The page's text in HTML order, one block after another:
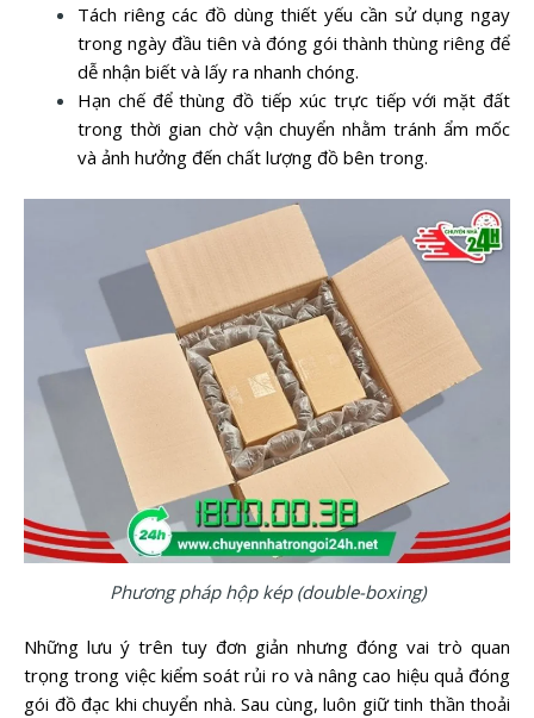
Tách riêng các đồ dùng thiết yếu cần sử dụng ngay
trong ngày đầu tiên và đóng gói thành thùng riêng để
dễ nhận biết và lấy ra nhanh chóng.
Hạn chế để thùng đồ tiếp xúc trực tiếp với mặt đất
trong thời gian chờ vận chuyển nhằm tránh ẩm mốc
và ảnh hưởng đến chất lượng đồ bên trong.
Phương pháp hộp kép (double-boxing)
Những lưu ý trên tuy đơn giản nhưng đóng vai trò quan
trọng trong việc kiểm soát rủi ro và nâng cao hiệu quả đóng
gói đồ đạc khi chuyển nhà. Sau cùng, luôn giữ tinh thần thoải